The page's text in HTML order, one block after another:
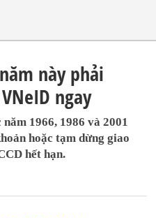
này phải
ngay
1966, 1986 và 2001
hoặc tạm dừng giao
hết hạn.